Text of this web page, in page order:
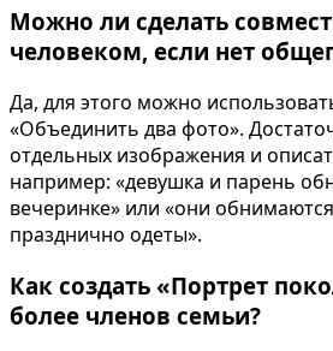
Можно ли сделать
человеком, если нет
Да, для этого можно
«Объединить два фото».
отдельных изображения и
например: «девушка и парень
вечеринке» или «они
празднично одеты».
Как создать «Портрет
более членов семьи?